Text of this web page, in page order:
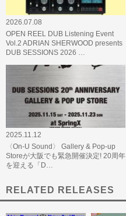
2026.07.08
OPEN REEL DUB Listening Event
Vol.2 ADRIAN SHERWOOD presents
DUB SESSIONS 2026 …
2025.11.12
〈On-U Sound〉 Gallery & Pop-up
Storeが大阪でも緊急開催決定! 20周年
を迎える「D…
RELATED RELEASES